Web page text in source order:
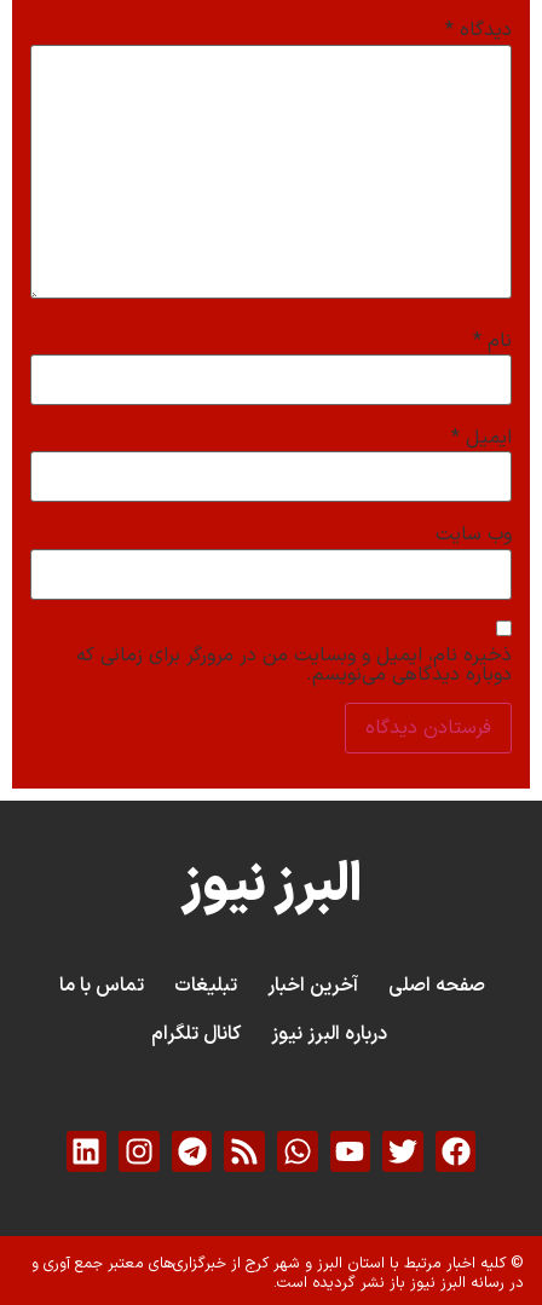
دیدگاه *
نام *
ایمیل *
وب‌ سایت
ذخیره نام، ایمیل و وبسایت من در مرورگر برای زمانی که
دوباره دیدگاهی می‌نویسم.
البرز نیوز
صفحه اصلی آخرین اخبار تبلیغات
تماس با ما
درباره البرز نیوز
کانال تلگرام
© کلیه اخبار مرتبط با استان البرز و شهر کرج از خبرگزاری‌های معتبر جمع آوری و
در رسانه البرز نیوز باز نشر گردیده است.